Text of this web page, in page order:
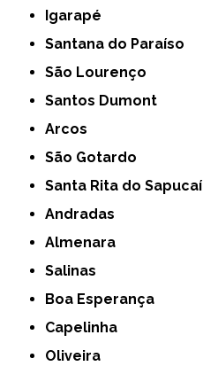
Igarapé
Santana do Paraíso
São Lourenço
Santos Dumont
Arcos
São Gotardo
Santa Rita do Sapucaí
Andradas
Almenara
Salinas
Boa Esperança
Capelinha
Oliveira